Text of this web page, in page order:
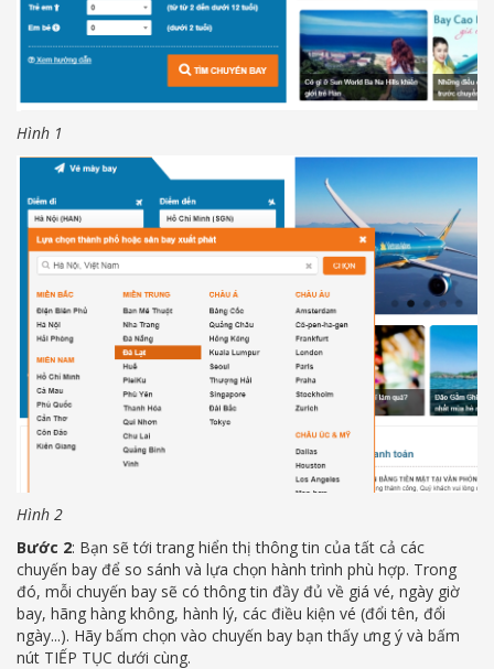
Hình 1
Hình 2
Bước 2: Bạn sẽ tới trang hiển thị thông tin của tất cả các
chuyến bay để so sánh và lựa chọn hành trình phù hợp. Trong
đó, mỗi chuyến bay sẽ có thông tin đầy đủ về giá vé, ngày giờ
bay, hãng hàng không, hành lý, các điều kiện vé (đổi tên, đổi
ngày...). Hãy bấm chọn vào chuyến bay bạn thấy ưng ý và bấm
nút TIẾP TỤC dưới cùng.